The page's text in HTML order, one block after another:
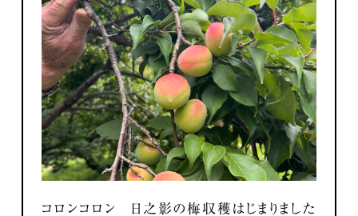
コロンコロン 日之影の梅収穫はじまりました